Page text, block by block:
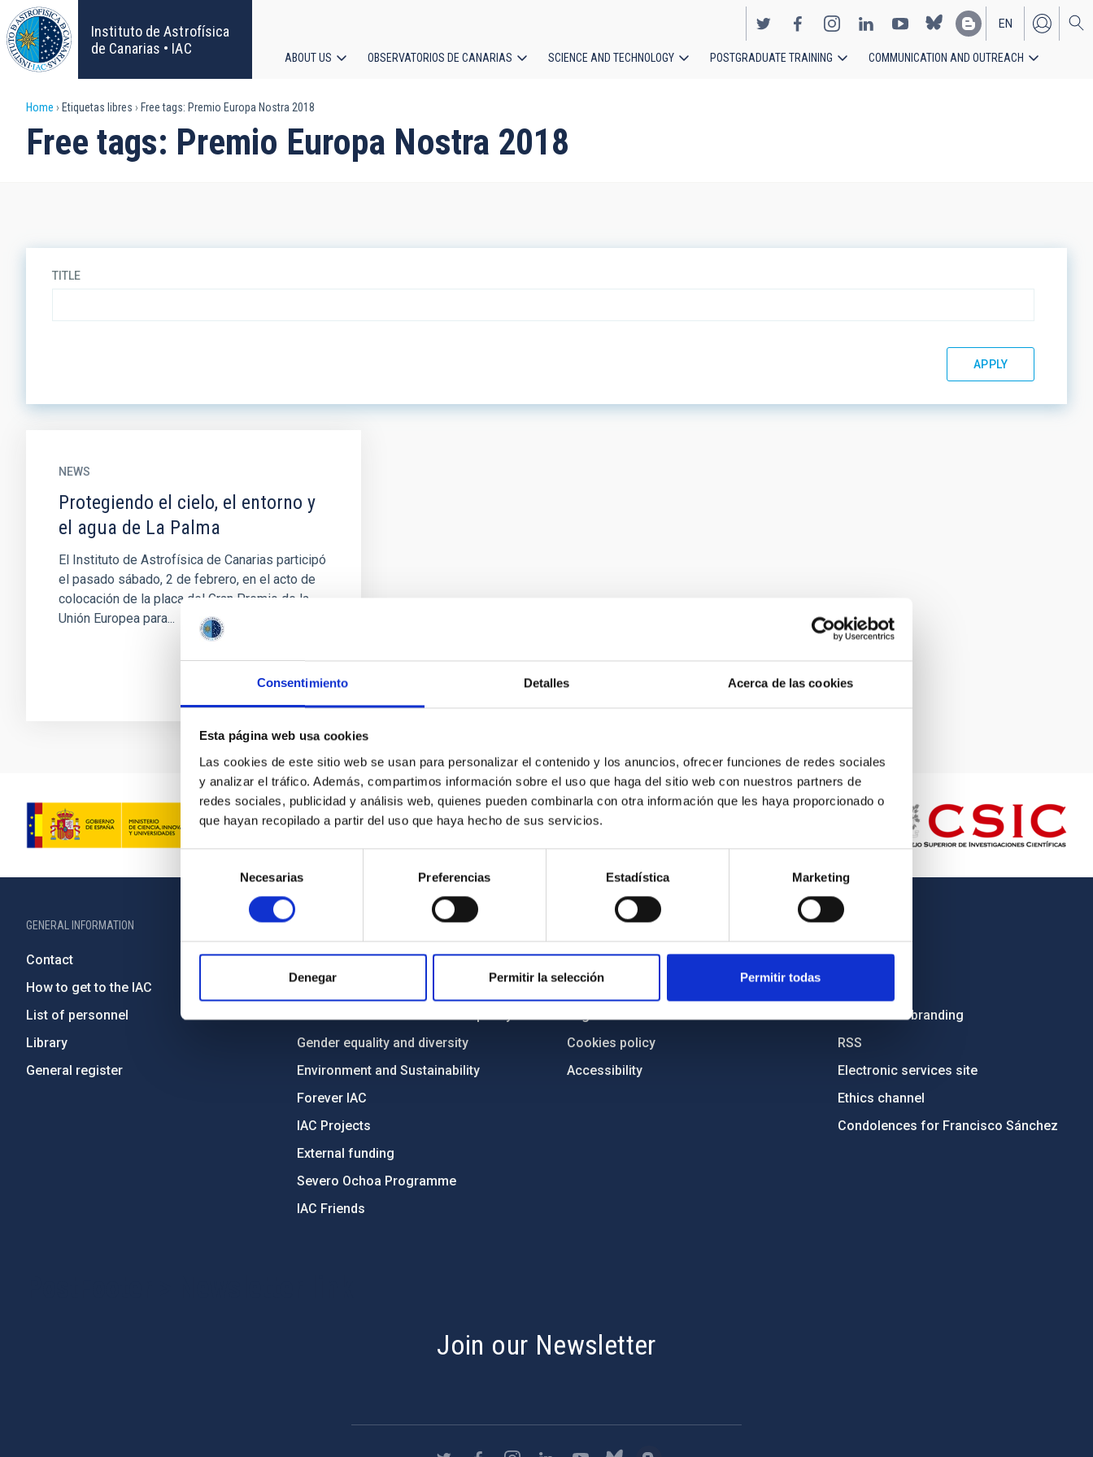
Consentimiento Detalles Acerca de las cookies
Esta página web usa cookies
Las cookies de este sitio web se usan para personalizar el contenido y los anuncios, ofrecer funciones de redes sociales
y analizar el tráfico. Además, compartimos información sobre el uso que haga del sitio web con nuestros partners de
redes sociales, publicidad y análisis web, quienes pueden combinarla con otra información que les haya proporcionado o
que hayan recopilado a partir del uso que haya hecho de sus servicios.
de
consentimiento
Necesarias Preferencias Estadística Marketing
Denegar Permitir la selección Permitir todas
Skip
to
main
content
Instituto de Astrofísica
de Canarias • IAC
EN
ES
navigation
ABOUT US OBSERVATORIOS DE CANARIAS SCIENCE AND TECHNOLOGY POSTGRADUATE TRAINING COMMUNICATION AND OUTREACH
Breadcrumb
Home Etiquetas libres Free tags: Premio Europa Nostra 2018
Free tags: Premio Europa Nostra 2018
TITLE
NEWS
Protegiendo el cielo, el entorno y
el agua de La Palma
El Instituto de Astrofísica de Canarias participó
el pasado sábado, 2 de febrero, en el acto de
colocación de la placa del Gran Premio de la
Unión Europea para...
GENERAL INFORMATION
Contact
How to get to the IAC
List of personnel
Library
General register
Legislation
Transparency
Code of ethics and anti-fraud policy
Gender equality and diversity
Environment and Sustainability
Forever IAC
IAC Projects
External funding
Severo Ochoa Programme
IAC Friends
IAC PORTAL
Sitemap
Privacy policy
Legal notice
Cookies policy
Accessibility
OTHER LINKS
Employment
Institutional branding
RSS
Electronic services site
Ethics channel
Condolences for Francisco Sánchez
Join our Newsletter